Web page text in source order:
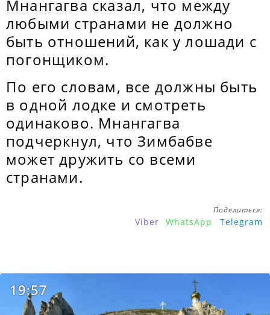
Мнангагва сказал, что между
любыми странами не должно
быть отношений, как у лошади с
погонщиком.
По его словам, все должны быть
в одной лодке и смотреть
одинаково. Мнангагва
подчеркнул, что Зимбабве
может дружить со всеми
странами.
Поделиться:
Viber WhatsApp Telegram
19:57